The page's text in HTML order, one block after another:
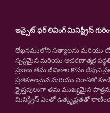
ఇన్సైట్ ఫర్ లివింగ్ మినిస్ట్రీస్
లేఖనములోని సత్యాలను మరియు
స్పష్టమైన మరియు ఆచరణాత్మక
ప్రజలు తమ జీవితాల కోసం దేవుని
ప్రతికూలమైన మరియు నిరాశతో
క్రైస్తవులుగా తమ ముఖ్యమైన
మినిస్ట్రీస్ ఎంతో ఉత్కృష్టతతో